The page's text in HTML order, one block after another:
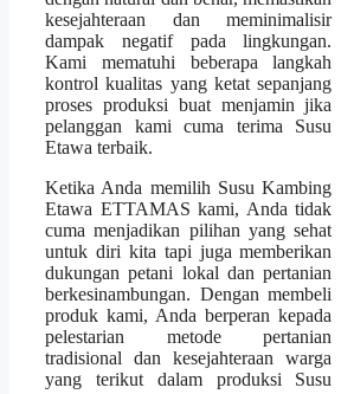
kesejahteraan dan meminimalisir
dampak negatif pada lingkungan.
Kami mematuhi beberapa langkah
kontrol kualitas yang ketat sepanjang
proses produksi buat menjamin jika
pelanggan kami cuma terima Susu
Etawa terbaik.
Ketika Anda memilih Susu Kambing
Etawa ETTAMAS kami, Anda tidak
cuma menjadikan pilihan yang sehat
untuk diri kita tapi juga memberikan
dukungan petani lokal dan pertanian
berkesinambungan. Dengan membeli
produk kami, Anda berperan kepada
pelestarian metode pertanian
tradisional dan kesejahteraan warga
yang terikut dalam produksi Susu